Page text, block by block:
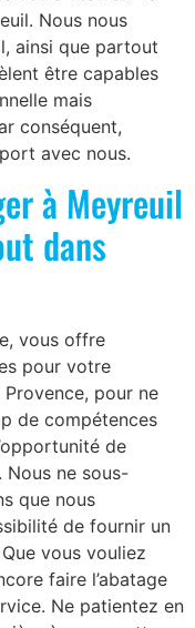
Nous nous
ainsi que partout
être capables
mais
conséquent,
avec nous.
à Meyreuil
dans
vous offre
pour votre
Provence, pour ne
de compétences
de
Nous ne sous-
que nous
de fournir un
vous vouliez
faire l’abatage
Ne patientez en